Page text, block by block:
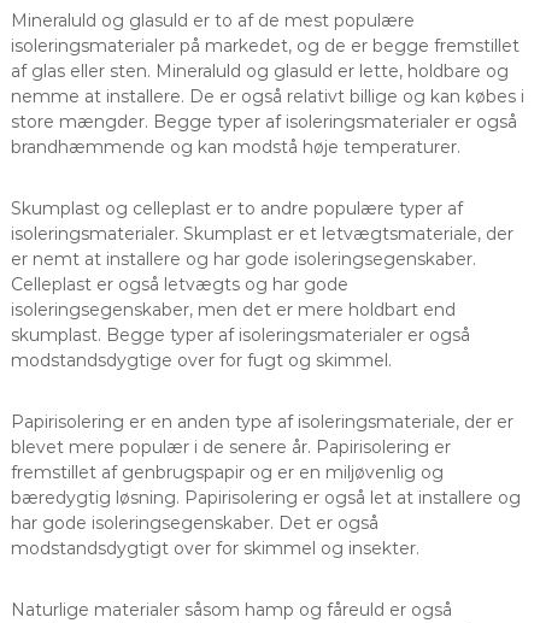
Mineraluld og glasuld er to af de mest populære
isoleringsmaterialer på markedet, og de er begge fremstillet
af glas eller sten. Mineraluld og glasuld er lette, holdbare og
nemme at installere. De er også relativt billige og kan købes i
store mængder. Begge typer af isoleringsmaterialer er også
brandhæmmende og kan modstå høje temperaturer.
Skumplast og celleplast er to andre populære typer af
isoleringsmaterialer. Skumplast er et letvægtsmateriale, der
er nemt at installere og har gode isoleringsegenskaber.
Celleplast er også letvægts og har gode
isoleringsegenskaber, men det er mere holdbart end
skumplast. Begge typer af isoleringsmaterialer er også
modstandsdygtige over for fugt og skimmel.
Papirisolering er en anden type af isoleringsmateriale, der er
blevet mere populær i de senere år. Papirisolering er
fremstillet af genbrugspapir og er en miljøvenlig og
bæredygtig løsning. Papirisolering er også let at installere og
har gode isoleringsegenskaber. Det er også
modstandsdygtigt over for skimmel og insekter.
Naturlige materialer såsom hamp og fåreuld er også